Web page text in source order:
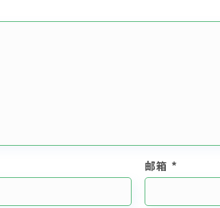
邮箱 *